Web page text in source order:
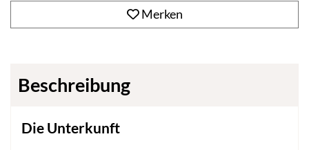
Merken
Beschreibung
Die Unterkunft